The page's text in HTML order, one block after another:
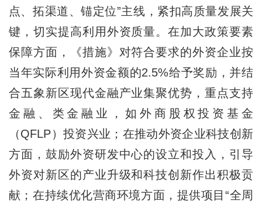
点、拓渠道、锚定位”主线，紧扣高质量发展关
键，切实提高利用外资质量。在加大政策要素
保障方面，《措施》对符合要求的外资企业按
当年实际利用外资金额的2.5%给予奖励，并结
合五象新区现代金融产业集聚优势，重点支持
金融、类金融业，如外商股权投资基金
（QFLP）投资兴业；在推动外资企业科技创新
方面，鼓励外资研发中心的设立和投入，引导
外资对新区的产业升级和科技创新作出积极贡
献；在持续优化营商环境方面，提供项目“全周